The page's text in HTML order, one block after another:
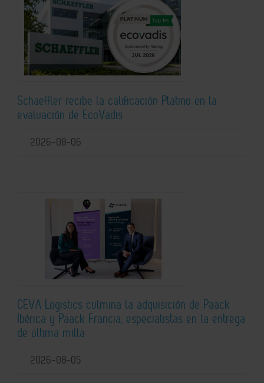
Schaeffler recibe la calificación Platino en la
evaluación de EcoVadis
2026-08-06
CEVA Logistics culmina la adquisición de Paack
Ibérica y Paack Francia, especialistas en la entrega
de última milla
2026-08-05